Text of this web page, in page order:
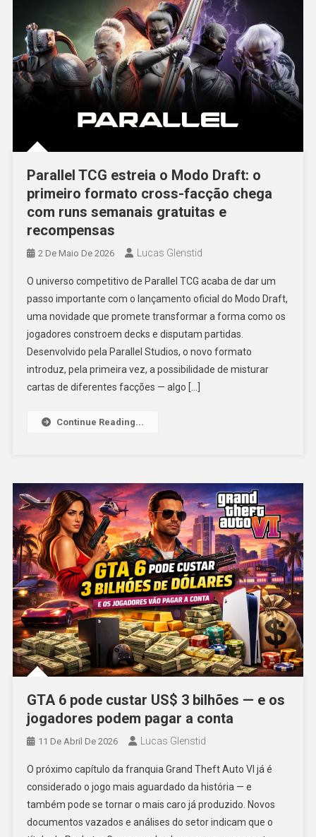
Parallel TCG estreia o Modo Draft: o
primeiro formato cross-facção chega
com runs semanais gratuitas e
recompensas
2 De Maio De 2026 Lucas Glenstid
O universo competitivo de Parallel TCG acaba de dar um
passo importante com o lançamento oficial do Modo Draft,
uma novidade que promete transformar a forma como os
jogadores constroem decks e disputam partidas.
Desenvolvido pela Parallel Studios, o novo formato
introduz, pela primeira vez, a possibilidade de misturar
cartas de diferentes facções — algo […]
Continue Reading...
GTA 6 pode custar US$ 3 bilhões — e os
jogadores podem pagar a conta
11 De Abril De 2026 Lucas Glenstid
O próximo capítulo da franquia Grand Theft Auto VI já é
considerado o jogo mais aguardado da história — e
também pode se tornar o mais caro já produzido. Novos
documentos vazados e análises do setor indicam que o